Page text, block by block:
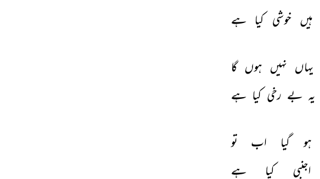
ہیں خوشی کیا ہے
یہاں نہیں ہوں گا
یہ بے رخی کیا ہے
ہو گیا اب
تو
اجنبی کیا ہے